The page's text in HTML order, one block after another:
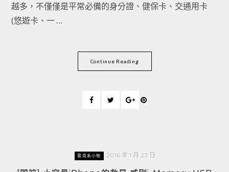
越多，不僅僅是平常必備的身分證、健保卡、交通用卡
(悠遊卡、一 …
Continue Reading
實用系小物 2016 年 1 月 23 日